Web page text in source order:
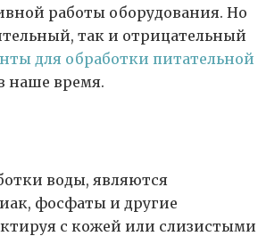
работы оборудования. Но
так и отрицательный
для обработки питательной
наше время.
воды, являются
фосфаты и другие
с кожей или слизистыми